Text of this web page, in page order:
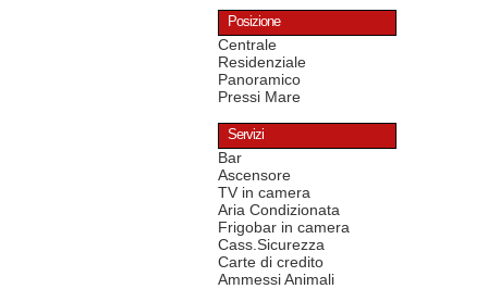
Posizione
Centrale
Residenziale
Panoramico
Pressi Mare
Servizi
Bar
Ascensore
TV in camera
Aria Condizionata
Frigobar in camera
Cass.Sicurezza
Carte di credito
Ammessi Animali